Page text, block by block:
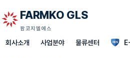
FARMKO GLS
팜코지엘에스
회사소개 사업분야 물류센터